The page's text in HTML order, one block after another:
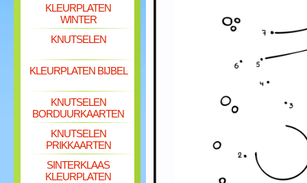
KLEURPLATEN
WINTER
KNUTSELEN
KLEURPLATEN BIJBEL
KNUTSELEN
BORDUURKAARTEN
KNUTSELEN
PRIKKAARTEN
SINTERKLAAS
KLEURPLATEN